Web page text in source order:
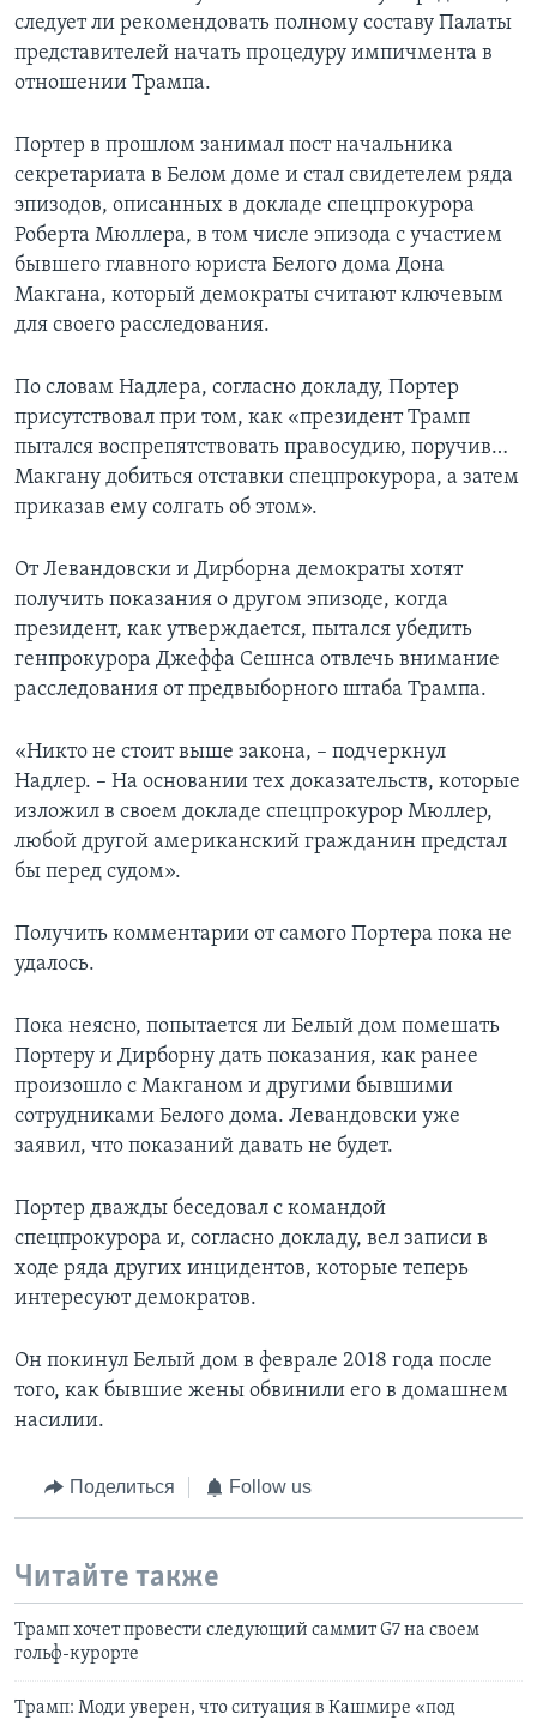
следует ли рекомендовать полному составу Палаты
представителей начать процедуру импичмента в
отношении Трампа.
Портер в прошлом занимал пост начальника
секретариата в Белом доме и стал свидетелем ряда
эпизодов, описанных в докладе спецпрокурора
Роберта Мюллера, в том числе эпизода с участием
бывшего главного юриста Белого дома Дона
Макгана, который демократы считают ключевым
для своего расследования.
По словам Надлера, согласно докладу, Портер
присутствовал при том, как «президент Трамп
пытался воспрепятствовать правосудию, поручив…
Макгану добиться отставки спецпрокурора, а затем
приказав ему солгать об этом».
От Левандовски и Дирборна демократы хотят
получить показания о другом эпизоде, когда
президент, как утверждается, пытался убедить
генпрокурора Джеффа Сешнса отвлечь внимание
расследования от предвыборного штаба Трампа.
«Никто не стоит выше закона, – подчеркнул
Надлер. – На основании тех доказательств, которые
изложил в своем докладе спецпрокурор Мюллер,
любой другой американский гражданин предстал
бы перед судом».
Получить комментарии от самого Портера пока не
удалось.
Пока неясно, попытается ли Белый дом помешать
Портеру и Дирборну дать показания, как ранее
произошло с Макганом и другими бывшими
сотрудниками Белого дома. Левандовски уже
заявил, что показаний давать не будет.
Портер дважды беседовал с командой
спецпрокурора и, согласно докладу, вел записи в
ходе ряда других инцидентов, которые теперь
интересуют демократов.
Он покинул Белый дом в феврале 2018 года после
того, как бывшие жены обвинили его в домашнем
насилии.
Поделиться Follow us
Читайте также
Трамп хочет провести следующий саммит G7 на своем
гольф-курорте
Трамп: Моди уверен, что ситуация в Кашмире «под